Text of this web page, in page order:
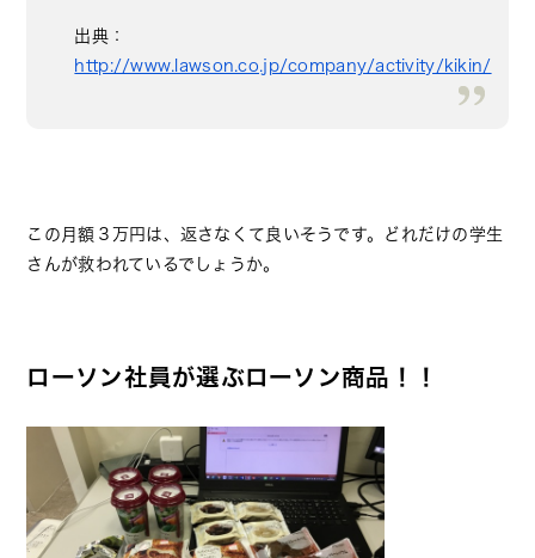
出典：
http://www.lawson.co.jp/company/activity/kikin/
この月額３万円は、返さなくて良いそうです。どれだけの学生
さんが救われているでしょうか。
ローソン社員が選ぶローソン商品！！